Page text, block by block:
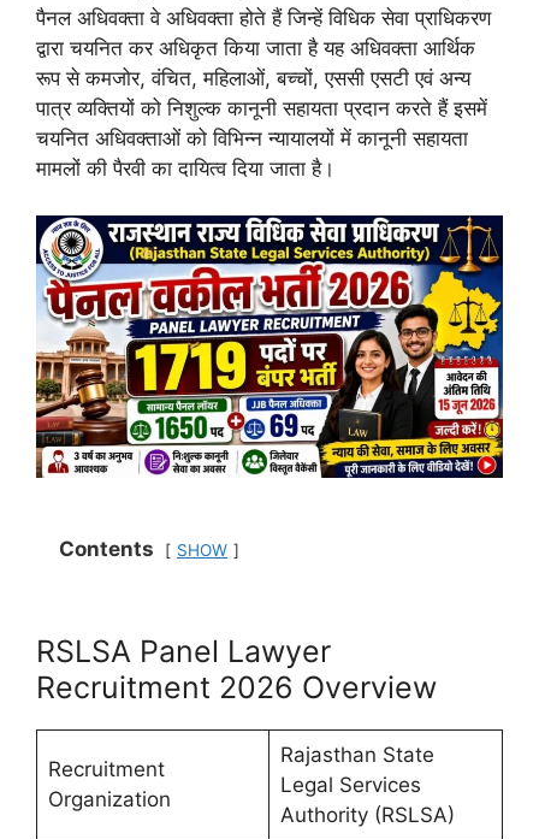
पैनल अधिवक्ता वे अधिवक्ता होते हैं जिन्हें विधिक सेवा प्राधिकरण
द्वारा चयनित कर अधिकृत किया जाता है यह अधिवक्ता आर्थिक
रूप से कमजोर, वंचित, महिलाओं, बच्चों, एससी एसटी एवं अन्य
पात्र व्यक्तियों को निशुल्क कानूनी सहायता प्रदान करते हैं इसमें
चयनित अधिवक्ताओं को विभिन्न न्यायालयों में कानूनी सहायता
मामलों की पैरवी का दायित्व दिया जाता है।
Contents SHOW
RSLSA Panel Lawyer
Recruitment 2026 Overview
Recruitment
Organization
Rajasthan State
Legal Services
Authority (RSLSA)